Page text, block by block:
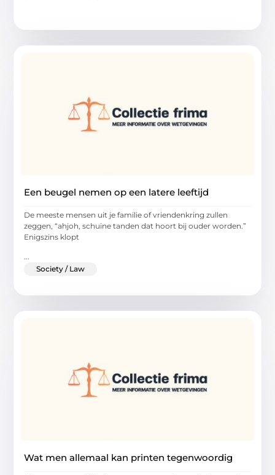
Een beugel nemen op een latere leeftijd
De meeste mensen uit je familie of vriendenkring zullen
zeggen, “ahjoh, schuine tanden dat hoort bij ouder worden.”
Enigszins klopt
...
Society / Law
Wat men allemaal kan printen tegenwoordig